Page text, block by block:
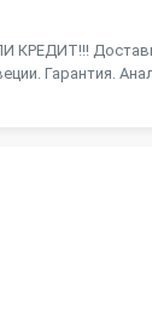
КРЕДИТ!!!
Гарантия.